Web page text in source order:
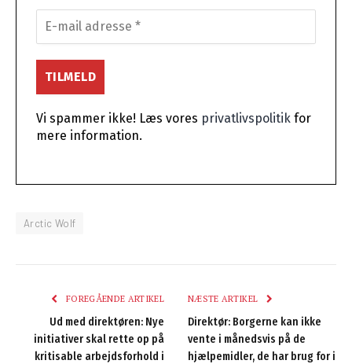
Vi spammer ikke! Læs vores privatlivspolitik for
mere information.
Arctic Wolf
FOREGÅENDE ARTIKEL
Ud med direktøren: Nye
initiativer skal rette op på
kritisable arbejdsforhold i
NÆSTE ARTIKEL
Direktør: Borgerne kan ikke
vente i månedsvis på de
hjælpemidler, de har brug for i